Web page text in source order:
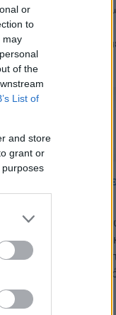
or
to
may
of the
List of
and store
grant or
για το επίδομα
Πότε θα πληρωθεί η
νέες αιτήσεις,
της έκτης
η
παιδιού Α21:
η 6η δόση
λειτουργεί από το
Α21 για τους
Οι δικαιούχοι
Α21 στην
τόπου opeka.gr,με τη
του δικαιούχου